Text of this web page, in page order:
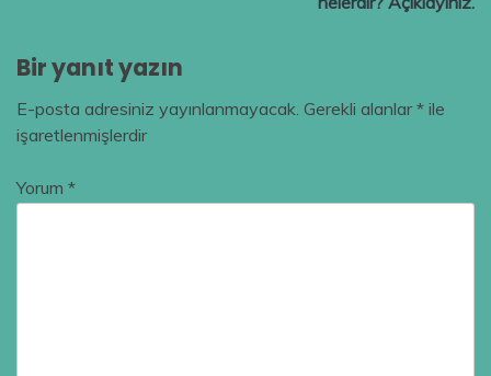
Bir yanıt yazın
E-posta adresiniz yayınlanmayacak. Gerekli alanlar* ile
işaretlenmişlerdir
Yorum *